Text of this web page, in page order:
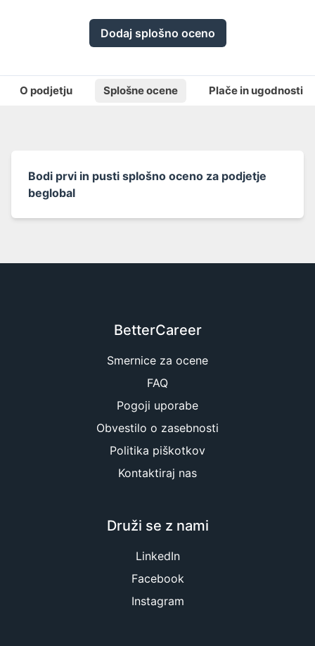
Dodaj splošno oceno
O podjetju Splošne ocene Plače in ugodnosti
Bodi prvi in pusti splošno oceno za podjetje
beglobal
BetterCareer
Smernice za ocene
FAQ
Pogoji uporabe
Obvestilo o zasebnosti
Politika piškotkov
Kontaktiraj nas
Druži se z nami
LinkedIn
Facebook
Instagram